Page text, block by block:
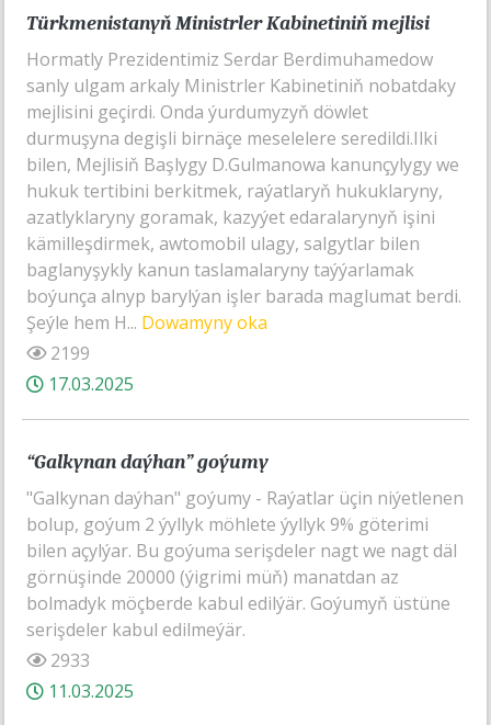
Türkmenistanyň Ministrler Kabinetiniň mejlisi
Hormatly Prezidentimiz Serdar Berdimuhamedow
sanly ulgam arkaly Ministrler Kabinetiniň nobatdaky
mejlisini geçirdi. Onda ýurdumyzyň döwlet
durmuşyna degişli birnäçe meselelere seredildi.Ilki
bilen, Mejlisiň Başlygy D.Gulmanowa kanunçylygy we
hukuk tertibini berkitmek, raýatlaryň hukuklaryny,
azatlyklaryny goramak, kazyýet edaralarynyň işini
kämilleşdirmek, awtomobil ulagy, salgytlar bilen
baglanyşykly kanun taslamalaryny taýýarlamak
boýunça alnyp barylýan işler barada maglumat berdi.
Şeýle hem H... Dowamyny oka
2199
17.03.2025
“Galkynan daýhan” goýumy
"Galkynan daýhan" goýumy - Raýatlar üçin niýetlenen
bolup, goýum 2 ýyllyk möhlete ýyllyk 9% göterimi
bilen açylýar. Bu goýuma serişdeler nagt we nagt däl
görnüşinde 20000 (ýigrimi müň) manatdan az
bolmadyk möçberde kabul edilýär. Goýumyň üstüne
serişdeler kabul edilmeýär.
2933
11.03.2025